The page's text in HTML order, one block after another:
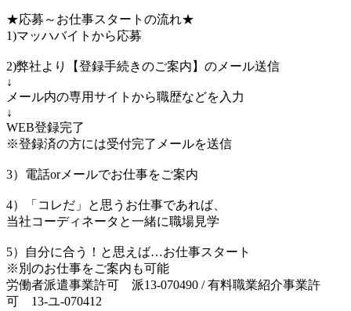
★応募～お仕事スタートの流れ★
1)マッハバイトから応募
2)弊社より【登録手続きのご案内】のメール送信
↓
メール内の専用サイトから職歴などを入力
↓
WEB登録完了
※登録済の方には受付完了メールを送信
3）電話orメールでお仕事をご案内
4）「コレだ」と思うお仕事であれば、
当社コーディネータと一緒に職場見学
5）自分に合う！と思えば…お仕事スタート
※別のお仕事をご案内も可能
労働者派遣事業許可 派13-070490 / 有料職業紹介事業許
可 13-ユ-070412